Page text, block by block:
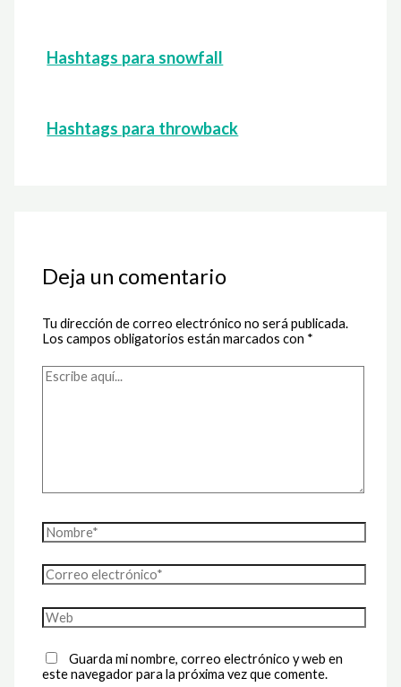
Hashtags para snowfall
Hashtags para throwback
Deja un comentario
Tu dirección de correo electrónico no será publicada.
Los campos obligatorios están marcados con *
Escribe
Nombre*
Correo
electrónico*
Web
Guarda mi nombre, correo electrónico y web en
este navegador para la próxima vez que comente.